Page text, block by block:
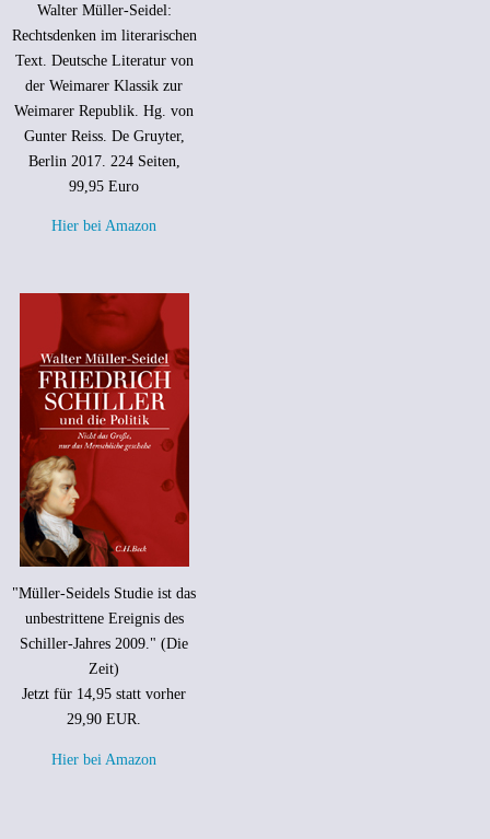
Walter Müller-Seidel:
Rechtsdenken im literarischen
Text. Deutsche Literatur von
der Weimarer Klassik zur
Weimarer Republik. Hg. von
Gunter Reiss. De Gruyter,
Berlin 2017. 224 Seiten,
99,95 Euro
Hier bei Amazon
"Müller-Seidels Studie ist das
unbestrittene Ereignis des
Schiller-Jahres 2009." (Die
Zeit)
Jetzt für 14,95 statt vorher
29,90 EUR.
Hier bei Amazon